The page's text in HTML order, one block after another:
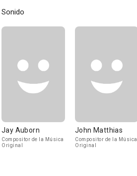
Sonido
Jay Auborn
Compositor de la Música
Original
John Matthias
Compositor de la Música
Original